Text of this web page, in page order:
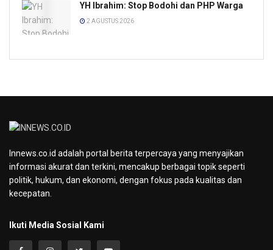
YH Ibrahim: Stop Bodohi dan PHP Warga
2 AGUSTUS 2026
Innews.co.id adalah portal berita terpercaya yang menyajikan
informasi akurat dan terkini, mencakup berbagai topik seperti
politik, hukum, dan ekonomi, dengan fokus pada kualitas dan
kecepatan.
Ikuti Media Sosial Kami